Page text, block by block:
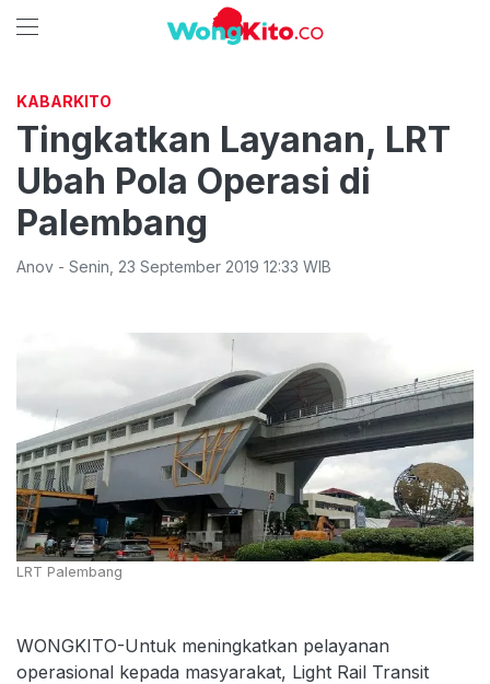
KABARKITO
Tingkatkan Layanan, LRT
Ubah Pola Operasi di
Palembang
Anov - Senin 23 September 2019 12:33 WIB
LRT Palembang
WONGKITO-Untuk meningkatkan pelayanan
operasional kepada masyarakat, Light Rail Transit